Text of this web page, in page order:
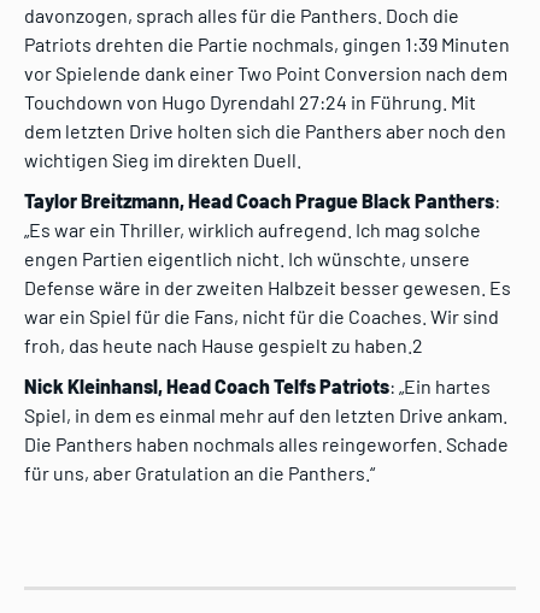
davonzogen, sprach alles für die Panthers. Doch die
Patriots drehten die Partie nochmals, gingen 1:39 Minuten
vor Spielende dank einer Two Point Conversion nach dem
Touchdown von Hugo Dyrendahl 27:24 in Führung. Mit
dem letzten Drive holten sich die Panthers aber noch den
wichtigen Sieg im direkten Duell.
Taylor Breitzmann, Head Coach Prague Black Panthers:
„Es war ein Thriller, wirklich aufregend. Ich mag solche
engen Partien eigentlich nicht. Ich wünschte, unsere
Defense wäre in der zweiten Halbzeit besser gewesen. Es
war ein Spiel für die Fans, nicht für die Coaches. Wir sind
froh, das heute nach Hause gespielt zu haben.2
Nick Kleinhansl, Head Coach Telfs Patriots: „Ein hartes
Spiel, in dem es einmal mehr auf den letzten Drive ankam.
Die Panthers haben nochmals alles reingeworfen. Schade
für uns, aber Gratulation an die Panthers.“